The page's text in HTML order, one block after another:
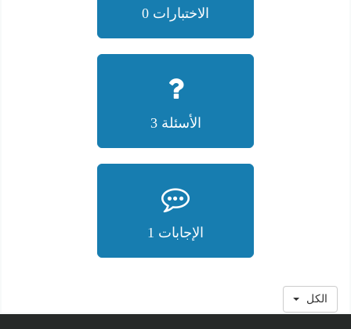
الاختبارات 0
الأسئلة 3
الإجابات 1
الكل